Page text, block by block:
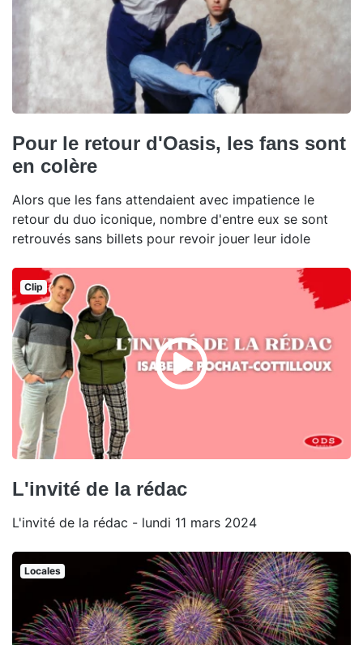
Pour le retour d'Oasis, les fans sont
en colère
Alors que les fans attendaient avec impatience le
retour du duo iconique, nombre d'entre eux se sont
retrouvés sans billets pour revoir jouer leur idole
Clip
L'invité de la rédac
L'invité de la rédac - lundi 11 mars 2024
Locales